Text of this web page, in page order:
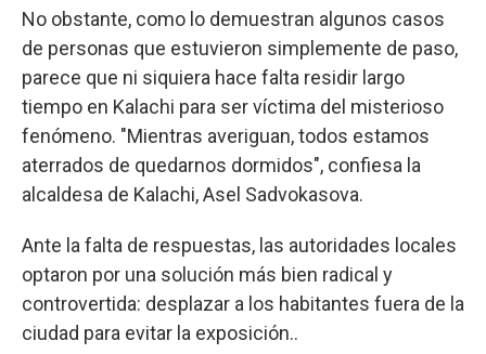
No obstante, como lo demuestran algunos casos
de personas que estuvieron simplemente de paso,
parece que ni siquiera hace falta residir largo
tiempo en Kalachi para ser víctima del misterioso
fenómeno. "Mientras averiguan, todos estamos
aterrados de quedarnos dormidos", confiesa la
alcaldesa de Kalachi, Asel Sadvokasova.
Ante la falta de respuestas, las autoridades locales
optaron por una solución más bien radical y
controvertida: desplazar a los habitantes fuera de la
ciudad para evitar la exposición..